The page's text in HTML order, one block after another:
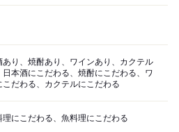
あり、焼酎あり、ワインあり、カクテル
日本酒にこだわる、焼酎にこだわる、ワ
こだわる、カクテルにこだわる
理にこだわる、魚料理にこだわる